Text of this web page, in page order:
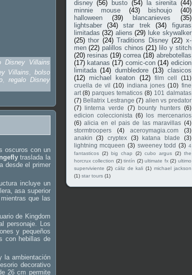
Disney Villains
Villains
bolso
, regalo Disney
oscuros con un
traslada la
desde el primer
incluye un
asa superior
que las
de Kingdom
personaje. Los
y pequeños
con hebillas de
la ambientación
decorativo
26 cm permite
disney (56) busto (54) la sirenita (44)
minnie mouse
(43) bishoujo
(40)
halloween
(39) blancanieves
(35)
lightsaber
(34) star trek (34)
figuras
limitadas (32) aliens (29) luke skywalker
(25) thor (24) Traditions Disney (22) x-
men (22) palillos chinos (21) lilo y stitch
(20) resinas (19) correa (18) abrebotellas
(17) katanas (17) comic-con (14) edicion
limitada (14) dumbledore (13) clasicos
(12)
michael keaton (12) film cell
(11)
cruella de vil
(10) indiana jones (10) fine
art (8) parques tematicos (8) 101 dalmatas
(7) Bellatrix Lestrange (7) alien vs predator
(7)
linterna verde (7) bounty hunters (6)
edicion coleccionista (6)
los mercenarios
(6) alicia en el pais de las maravillas (4)
stormtroopers
(4) aceroymagia.com
(3)
anakin
(3) cryptex (3) katana blade
(3)
lightning mcqueen (3) sweeney todd (3) 4
fantasticos (2) big chap (2) cubo argus (2) the
horcrux collection (2) tintín (2) ultimate fx (2) ultimo
superviviente (2) cáliz de kali (1) michael jackson
(1) star tours (1)